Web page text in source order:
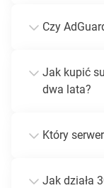
Czy
Jak kupić
dwa lata?
Który
Jak działa